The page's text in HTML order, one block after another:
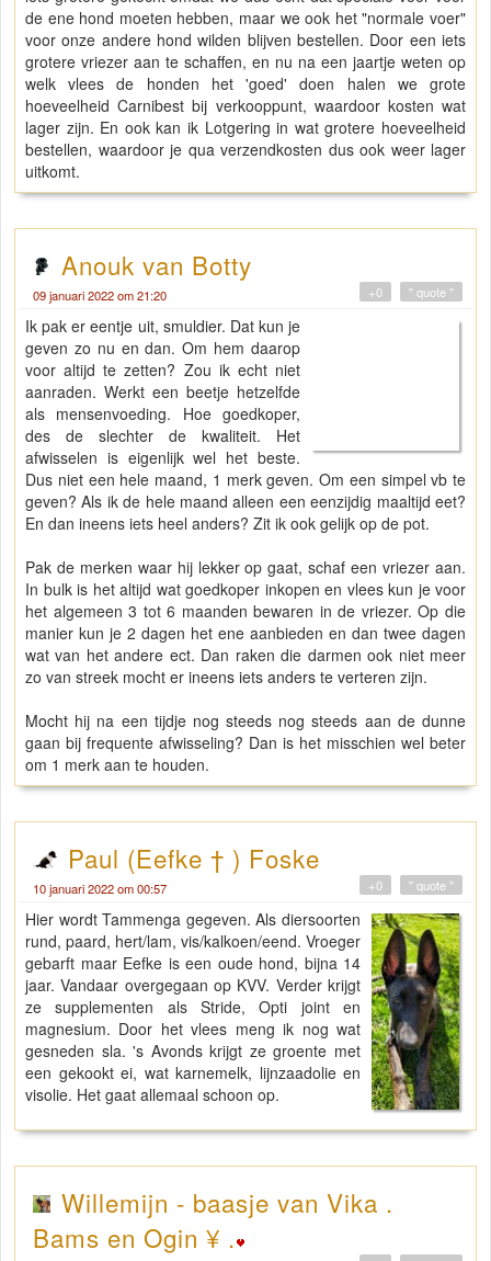
de ene hond moeten hebben, maar we ook het "normale voer"
voor onze andere hond wilden blijven bestellen. Door een iets
grotere vriezer aan te schaffen, en nu na een jaartje weten op
welk vlees de honden het 'goed' doen halen we grote
hoeveelheid Carnibest bij verkooppunt, waardoor kosten wat
lager zijn. En ook kan ik Lotgering in wat grotere hoeveelheid
bestellen, waardoor je qua verzendkosten dus ook weer lager
uitkomt.
Anouk van Botty
09 januari 2022 om 21:20 " quote "
+0
Ik pak er eentje uit, smuldier. Dat kun je
geven zo nu en dan. Om hem daarop
voor altijd te zetten? Zou ik echt niet
aanraden. Werkt een beetje hetzelfde
als mensenvoeding. Hoe goedkoper,
des de slechter de kwaliteit. Het
afwisselen is eigenlijk wel het beste.
Dus niet een hele maand, 1 merk geven. Om een simpel vb te
geven? Als ik de hele maand alleen een eenzijdig maaltijd eet?
En dan ineens iets heel anders? Zit ik ook gelijk op de pot.
Pak de merken waar hij lekker op gaat, schaf een vriezer aan.
In bulk is het altijd wat goedkoper inkopen en vlees kun je voor
het algemeen 3 tot 6 maanden bewaren in de vriezer. Op die
manier kun je 2 dagen het ene aanbieden en dan twee dagen
wat van het andere ect. Dan raken die darmen ook niet meer
zo van streek mocht er ineens iets anders te verteren zijn.
Mocht hij na een tijdje nog steeds nog steeds aan de dunne
gaan bij frequente afwisseling? Dan is het misschien wel beter
om 1 merk aan te houden.
Paul (Eefke † ) Foske
10 januari 2022 om 00:57 " quote "
+0
Hier wordt Tammenga gegeven. Als diersoorten
rund, paard, hert/lam, vis/kalkoen/eend. Vroeger
gebarft maar Eefke is een oude hond, bijna 14
jaar. Vandaar overgegaan op KVV. Verder krijgt
ze supplementen als Stride, Opti joint en
magnesium. Door het vlees meng ik nog wat
gesneden sla. 's Avonds krijgt ze groente met
een gekookt ei, wat karnemelk, lijnzaadolie en
visolie. Het gaat allemaal schoon op.
Willemijn - baasje van Vika .
Bams en Ogin ¥ .